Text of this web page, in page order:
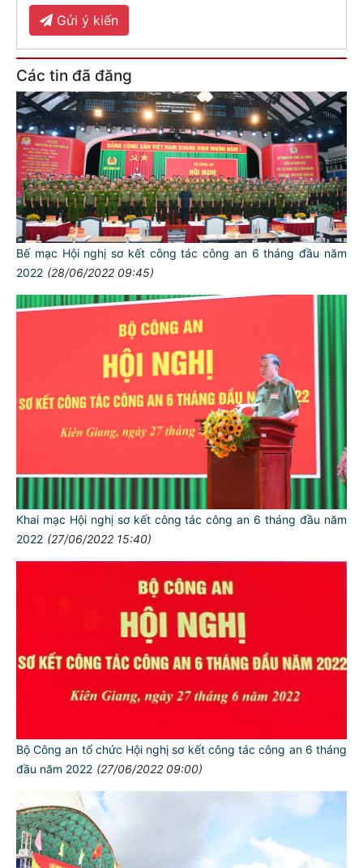
Gửi ý kiến
Các tin đã đăng
Bế mạc Hội nghị sơ kết công tác công an 6 tháng đầu năm
2022 (28/06/2022 09:45)
Khai mạc Hội nghị sơ kết công tác công an 6 tháng đầu năm
2022 (27/06/2022 15:40)
Bộ Công an tổ chức Hội nghị sơ kết công tác công an 6 tháng
đầu năm 2022 (27/06/2022 09:00)